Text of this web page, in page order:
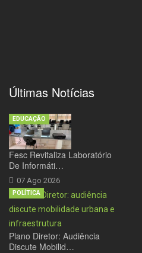
Últimas Notícias
Fesc Revitaliza Laboratório
De Informáti…
07 Ago 2026
EDUCAÇÃO
Plano Diretor: Audiência
Discute Mobilid…
POLÍTICA